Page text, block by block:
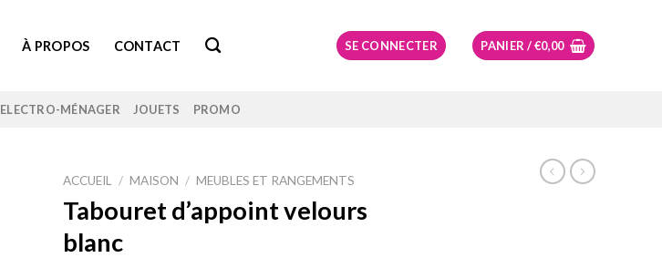
À PROPOS CONTACT SE CONNECTER PANIER /€0,00
ELECTRO-MÉNAGER JOUETS PROMO
ACCUEIL / MAISON / MEUBLES ET RANGEMENTS
Tabouret d’appoint velours
blanc